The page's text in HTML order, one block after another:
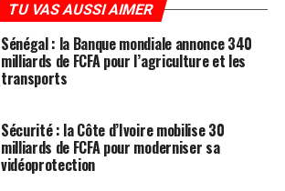
TU VAS AUSSI AIMER
Sénégal : la Banque mondiale annonce 340
milliards de FCFA pour l’agriculture et les
transports
Sécurité : la Côte d’Ivoire mobilise 30
milliards de FCFA pour moderniser sa
vidéoprotection